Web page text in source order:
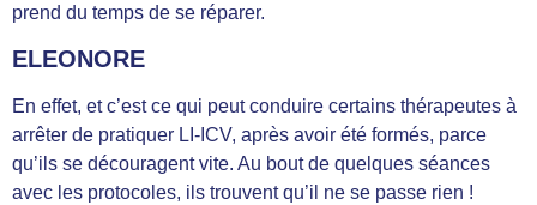
prend du temps de se réparer.
ELEONORE
En effet, et c’est ce qui peut conduire certains thérapeutes à
arrêter de pratiquer LI-ICV, après avoir été formés, parce
qu’ils se découragent vite. Au bout de quelques séances
avec les protocoles, ils trouvent qu’il ne se passe rien !